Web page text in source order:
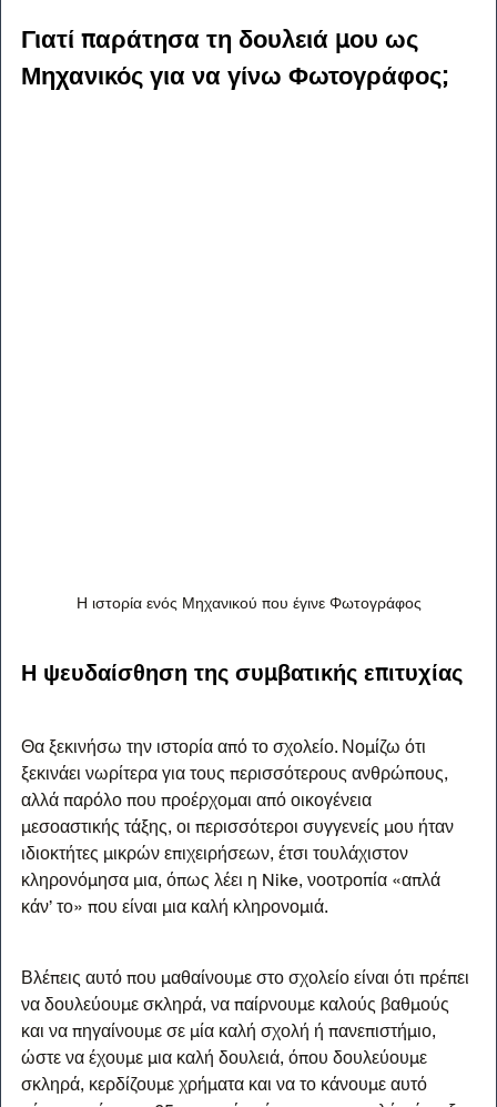
Γιατί παράτησα τη δουλειά μου ως
Μηχανικός για να γίνω Φωτογράφος;
Η ιστορία ενός Μηχανικού που έγινε Φωτογράφος
Η ψευδαίσθηση της συμβατικής επιτυχίας
Θα ξεκινήσω την ιστορία από το σχολείο. Νομίζω ότι
ξεκινάει νωρίτερα για τους περισσότερους ανθρώπους,
αλλά παρόλο που προέρχομαι από οικογένεια
μεσοαστικής τάξης, οι περισσότεροι συγγενείς μου ήταν
ιδιοκτήτες μικρών επιχειρήσεων, έτσι τουλάχιστον
κληρονόμησα μια, όπως λέει η Nike, νοοτροπία «απλά
κάν’ το» που είναι μια καλή κληρονομιά.
Βλέπεις αυτό που μαθαίνουμε στο σχολείο είναι ότι πρέπει
να δουλεύουμε σκληρά, να παίρνουμε καλούς βαθμούς
και να πηγαίνουμε σε μία καλή σχολή ή πανεπιστήμιο,
ώστε να έχουμε μια καλή δουλειά, όπου δουλεύουμε
σκληρά, κερδίζουμε χρήματα και να το κάνουμε αυτό